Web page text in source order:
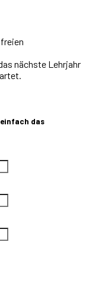
nächste Lehrjahr
das